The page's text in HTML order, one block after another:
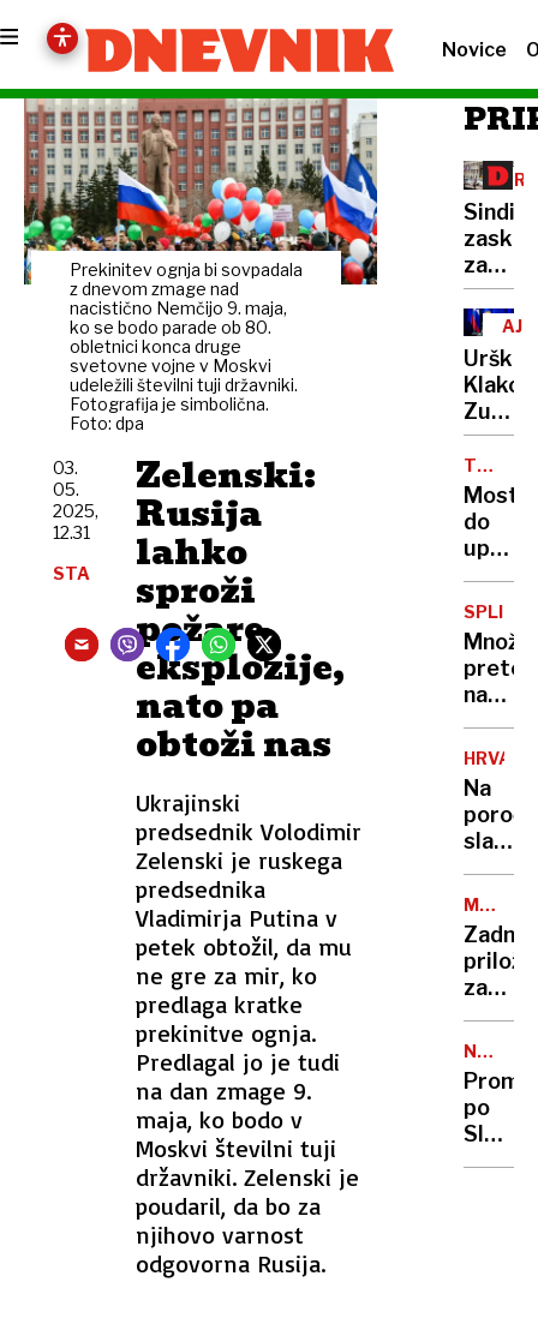
Novice
Prekinitev ognja bi sovpadala
z dnevom zmage nad
nacistično Nemčijo 9. maja,
ko se bodo parade ob 80.
obletnici konca druge
svetovne vojne v Moskvi
udeležili številni tuji državniki.
Fotografija je simbolična.
Foto: dpa
Zelenski:
Rusija
lahko
sproži
požare,
eksplozije,
nato pa
obtoži nas
Ukrajinski
predsednik Volodimir
Zelenski je ruskega
predsednika
Vladimirja Putina v
petek obtožil, da mu
ne gre za mir, ko
predlaga kratke
prekinitve ognja.
Predlagal jo je tudi
na dan zmage 9.
maja, ko bodo v
Moskvi številni tuji
državniki. Zelenski je
poudaril, da bo za
njihovo varnost
odgovorna Rusija.
03.
05.
2025,
12.31
STA
zaradi
Uberja
Urška
pred
in
TRG
DELA
Most
do
bodo
podrli
SPLIT
pretep
pred
policija
sto
oseb
Na
slavju
policija
v jok
ZAKON
Zadnja
za
tisk:
v
tujini
pri
nas
NA
CESTI
po
in